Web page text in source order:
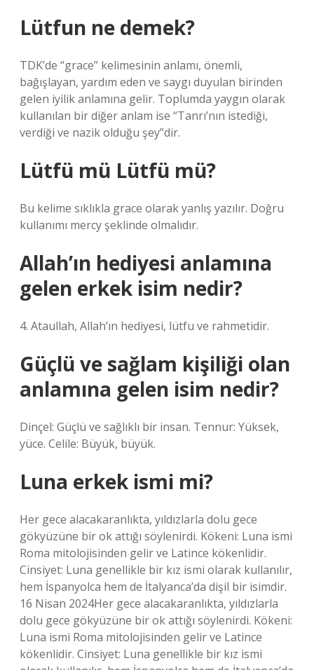
Lütfun ne demek?
TDK’de “grace” kelimesinin anlamı, önemli,
bağışlayan, yardım eden ve saygı duyulan birinden
gelen iyilik anlamına gelir. Toplumda yaygın olarak
kullanılan bir diğer anlam ise “Tanrı’nın istediği,
verdiği ve nazik olduğu şey”dir.
Lütfü mü Lütfü mü?
Bu kelime sıklıkla grace olarak yanlış yazılır. Doğru
kullanımı mercy şeklinde olmalıdır.
Allah’ın hediyesi anlamına
gelen erkek isim nedir?
4. Ataullah, Allah’ın hediyesi, lütfu ve rahmetidir.
Güçlü ve sağlam kişiliği olan
anlamına gelen isim nedir?
Dinçel: Güçlü ve sağlıklı bir insan. Tennur: Yüksek,
yüce. Celile: Büyük, büyük.
Luna erkek ismi mi?
Her gece alacakaranlıkta, yıldızlarla dolu gece
gökyüzüne bir ok attığı söylenirdi. Kökeni: Luna ismi
Roma mitolojisinden gelir ve Latince kökenlidir.
Cinsiyet: Luna genellikle bir kız ismi olarak kullanılır,
hem İspanyolca hem de İtalyanca’da dişil bir isimdir.
16 Nisan 2024Her gece alacakaranlıkta, yıldızlarla
dolu gece gökyüzüne bir ok attığı söylenirdi. Kökeni:
Luna ismi Roma mitolojisinden gelir ve Latince
kökenlidir. Cinsiyet: Luna genellikle bir kız ismi